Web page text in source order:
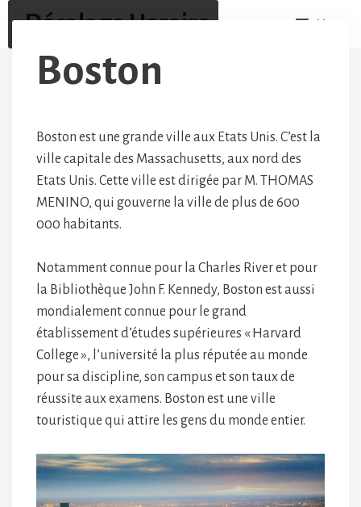
contenu
Décalage Horaire Menu
Boston
Boston est une grande ville aux Etats Unis. C’est la
ville capitale des Massachusetts, aux nord des
Etats Unis. Cette ville est dirigée par M. THOMAS
MENINO, qui gouverne la ville de plus de 600
000 habitants.
Notamment connue pour la Charles River et pour
la Bibliothèque John F. Kennedy, Boston est aussi
mondialement connue pour le grand
établissement d’études supérieures « Harvard
College », l’université la plus réputée au monde
pour sa discipline, son campus et son taux de
réussite aux examens. Boston est une ville
touristique qui attire les gens du monde entier.